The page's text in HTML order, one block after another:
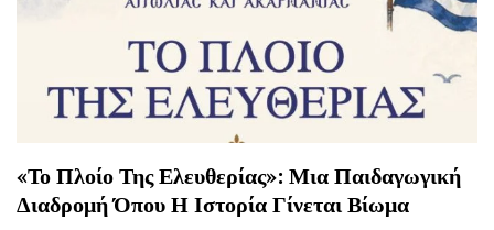
«Το Πλοίο Της Ελευθερίας»: Μια Παιδαγωγική
Διαδρομή Όπου Η Ιστορία Γίνεται Βίωμα